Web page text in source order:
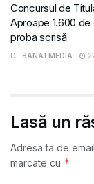
Concursul de
Aproape 1.600
proba scrisă
DE BANATMEDIA
Lasă un
Adresa ta de
marcate cu *